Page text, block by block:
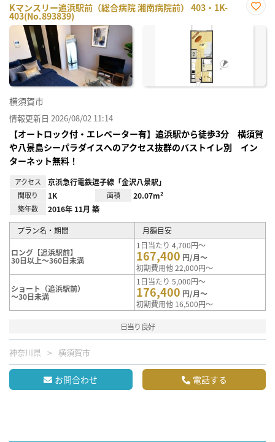
Kマンスリー追浜駅前（総合病院 湘南病院前） 403・1K-
403(No.893839)
に入
横須賀市
情報更新日 2026/08/02 11:14
【オートロック付・エレベーター有】追浜駅から徒歩3分 横須賀
や八景島シーパラダイスへのアクセス抜群のバストイレ別 イン
ターネット無料！
アクセス 京浜急行電鉄逗子線「金沢八景駅」
間取り 1K 面積 20.07m²
築年数 2016年 11月 築
プラン名・期間 月額目安
ロング【追浜駅前】
30日以上～360日未満
1日当たり 4,700円～
167,400 円/月～
初期費用他 22,000円～
ショート（追浜駅前）
～30日未満
1日当たり 5,000円～
176,400 円/月～
初期費用他 16,500円～
日当り良好
神奈川県 横須賀市
お問合わせ 電話する